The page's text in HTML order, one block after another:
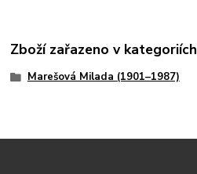
Zboží zařazeno v kategoriích
Marešová Milada (1901–1987)